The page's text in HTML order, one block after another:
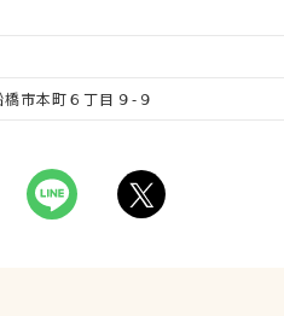
市本町６丁目９-９